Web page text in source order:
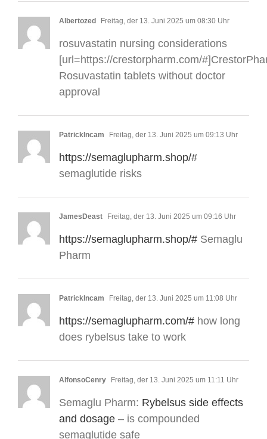
Albertozed Freitag, der 13. Juni 2025 um 08:30 Uhr
rosuvastatin nursing considerations
[url=https://crestorpharm.com/
Rosuvastatin tablets without doctor
approval
PatrickIncam Freitag, der 13. Juni 2025 um 09:13 Uhr
https://semaglupharm.shop/#
semaglutide risks
JamesDeast Freitag, der 13. Juni 2025 um 09:16 Uhr
https://semaglupharm.shop/# Semaglu
Pharm
PatrickIncam Freitag, der 13. Juni 2025 um 11:08 Uhr
https://semaglupharm.com/# how long
does rybelsus take to work
AlfonsoCenry Freitag, der 13. Juni 2025 um 11:11 Uhr
Semaglu Pharm: Rybelsus side effects
and dosage – is compounded
semaglutide safe